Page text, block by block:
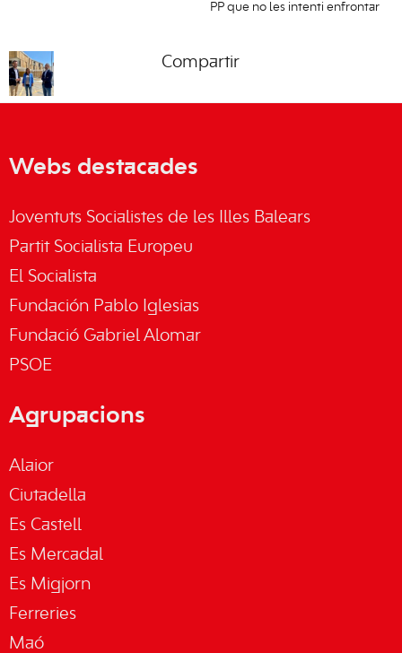
PP que no les intenti enfrontar
Compartir
Webs destacades
Joventuts Socialistes de les Illes Balears
Partit Socialista Europeu
El Socialista
Fundación Pablo Iglesias
Fundació Gabriel Alomar
PSOE
Agrupacions
Alaior
Ciutadella
Es Castell
Es Mercadal
Es Migjorn
Ferreries
Maó